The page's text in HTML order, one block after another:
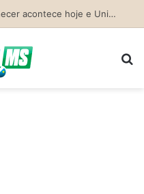
Rica nesta sexta-feira (7)